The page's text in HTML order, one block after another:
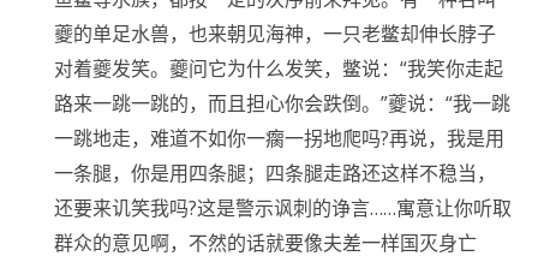
夔的单足水兽，也来朝见海神，一只老鳖却伸长脖子
对着夔发笑。夔问它为什么发笑，鳖说：“我笑你走起
路来一跳一跳的，而且担心你会跌倒。”夔说：“我一跳
一跳地走，难道不如你一瘸一拐地爬吗?再说，我是用
一条腿，你是用四条腿；四条腿走路还这样不稳当，
还要来讥笑我吗?这是警示讽刺的诤言……寓意让你听取
群众的意见啊，不然的话就要像夫差一样国灭身亡